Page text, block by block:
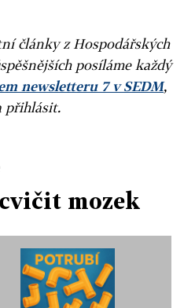
články z Hospodářských
posíláme každý
newsletteru 7 v SEDM,
přihlásit.
mozek